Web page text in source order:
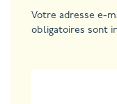
Votre adresse e-
obligatoires sont